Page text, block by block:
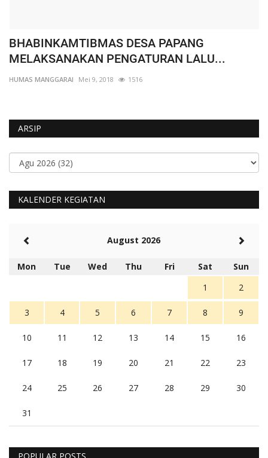
BHABINKAMTIBMAS DESA PAPANG
MELAKSANAKAN PENGATURAN LALU...
HUMAS MANGGARAI Mei 9, 2018 1516
ARSIP
KALENDER KEGIATAN
August 2026
Mon Tue Wed Thu Fri Sat
Sun
1
2
3 4 5 6 7 8 9
10 11 12 13 14 15 16
17 18 19 20 21 22 23
24 25 26 27 28 29 30
31